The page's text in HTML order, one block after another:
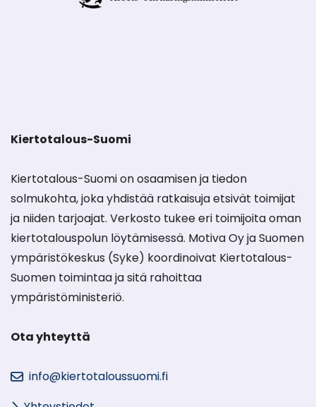
Kiertotalous-Suomi
Kiertotalous-Suomi on osaamisen ja tiedon
solmukohta, joka yhdistää ratkaisuja etsivät toimijat
ja niiden tarjoajat. Verkosto tukee eri toimijoita oman
kiertotalouspolun löytämisessä. Motiva Oy ja Suomen
ympäristökeskus (Syke) koordinoivat Kiertotalous-
Suomen toimintaa ja sitä rahoittaa
ympäristöministeriö.
Ota yhteyttä
info@kiertotaloussuomi.fi